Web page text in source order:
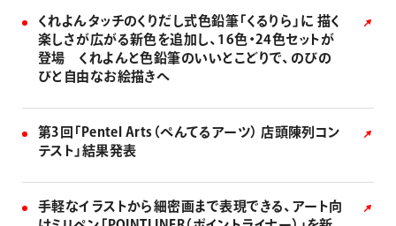
くれよんタッチのくりだし式色鉛筆「くるりら」に 描く
楽しさが広がる新色を追加し、16色・24色セットが
登場 くれよんと色鉛筆のいいとこどりで、のびの
びと自由なお絵描きへ
第3回「Pentel Arts（ぺんてるアーツ） 店頭陳列コン
テスト」結果発表
手軽なイラストから細密画まで表現できる、アート向